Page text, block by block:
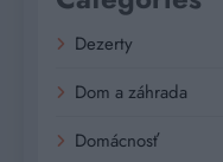
Dezerty
Dom a záhrada
Domácnosť